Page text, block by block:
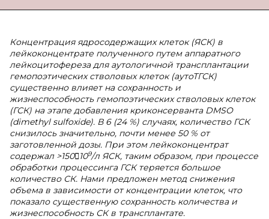
Концентрация ядросодержащих клеток (ЯСК) в
лейкоконцентрате полученного путем аппаратного
лейкоцитофереза для аутологичной трансплантации
гемопоэтических стволовых клеток (аутоТГСК)
существенно влияет на сохранность и
жизнеспособность гемопоэтических стволовых клеток
(ГСК) на этапе добавления криконсерванта DMSO
(dimethyl sulfoxide). В 6 (24 %) случаях, количество ГСК
снизилось значительно, почти менее 50 % от
заготовленной дозы. При этом лейкоконцентрат
содержал >150109/л ЯСК, таким образом, при процессе
обработки процессинга ГСК теряется большое
количество СК. Нами предложен метод снижения
объема в зависимости от концентрации клеток, что
показало существенную сохранность количества и
жизнеспособность СК в трансплантате.